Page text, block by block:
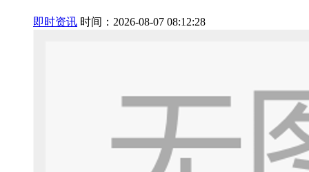
即时资讯 时间：2026-08-07 08:12:28